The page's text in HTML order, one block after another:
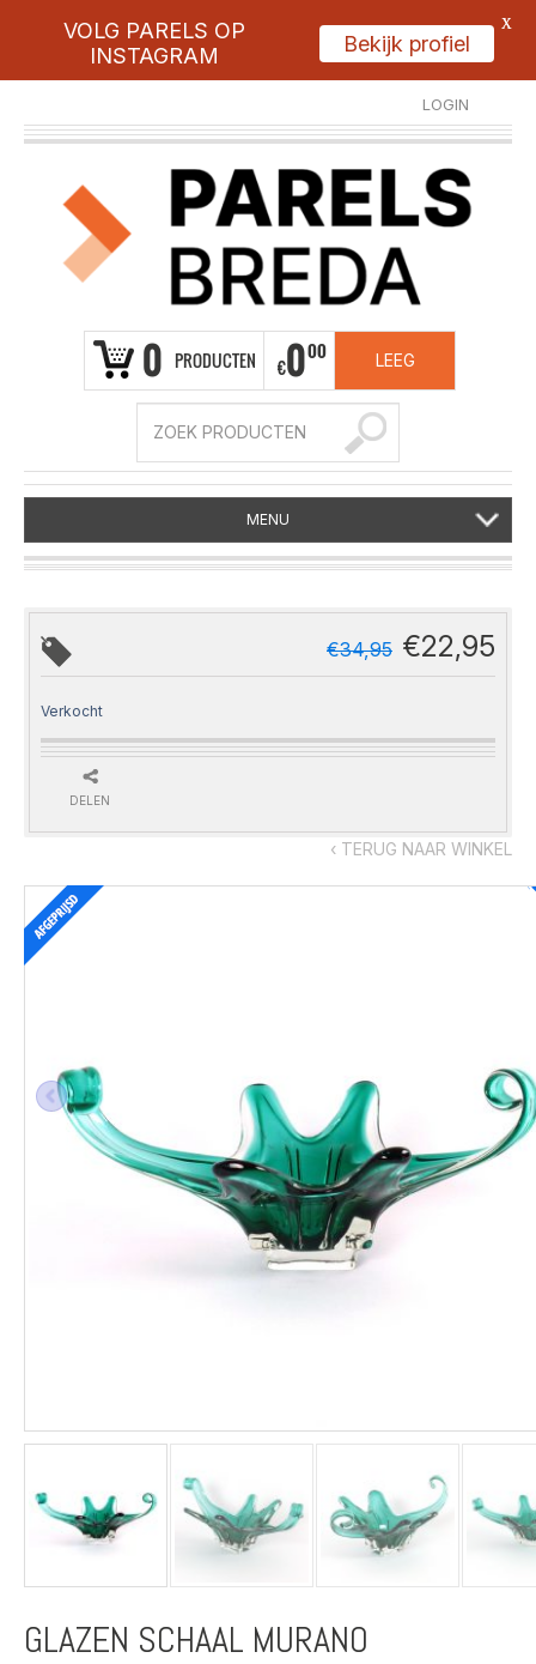
LOGIN
REGISTREER
0 PRODUCTEN €000 LEEG
MENU
‹ TERUG NAAR WINKEL
GLAZEN SCHAAL MURANO
€34,95 €22,95
Verkocht
DELEN
VOLG PARELS OP
INSTAGRAM
Bekijk profiel
X